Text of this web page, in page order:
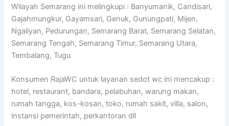
Wilayah Semarang ini melingkupi : Banyumanik, Candisari,
Gajahmungkur, Gayamsari, Genuk, Gunungpati, Mijen,
Ngaliyan, Pedurungan, Semarang Barat, Semarang Selatan,
Semarang Tengah, Semarang Timur, Semarang Utara,
Tembalang, Tugu
Konsumen RajaWC untuk layanan sedot wc ini mencakup :
hotel, restaurant, bandara, pelabuhan, warung makan,
rumah tangga, kos-kosan, toko, rumah sakit, villa, salon,
instansi pemerintah, perkantoran dll